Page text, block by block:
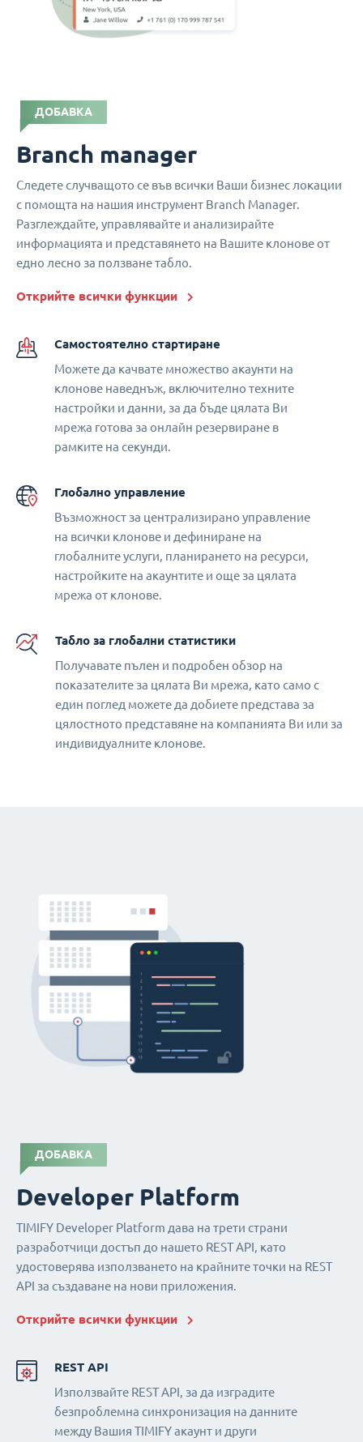
ДОБАВКА
Branch manager
Следете случващото се във всички Ваши бизнес локации
с помощта на нашия инструмент Branch Manager.
Разглеждайте, управлявайте и анализирайте
информацията и представянето на Вашите клонове от
едно лесно за ползване табло.
Открийте всички функции
Самостоятелно стартиране
Можете да качвате множество акаунти на
клонове наведнъж, включително техните
настройки и данни, за да бъде цялата Ви
мрежа готова за онлайн резервиране в
рамките на секунди.
Глобално управление
Възможност за централизирано управление
на всички клонове и дефиниране на
глобалните услуги, планирането на ресурси,
настройките на акаунтите и още за цялата
мрежа от клонове.
Табло за глобални статистики
Получавате пълен и подробен обзор на
показателите за цялата Ви мрежа, като само с
един поглед можете да добиете представа за
цялостното представяне на компанията Ви или за
индивидуалните клонове.
ДОБАВКА
Developer Platform
TIMIFY Developer Platform дава на трети страни
разработчици достъп до нашето REST API, като
удостоверява използването на крайните точки на REST
API за създаване на нови приложения.
Открийте всички функции
REST API
Използвайте REST API, за да изградите
безпроблемна синхронизация на данните
между Вашия TIMIFY акаунт и други